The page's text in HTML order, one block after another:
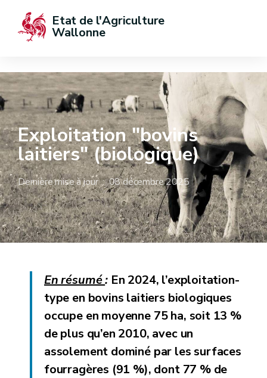
Etat de l'Agriculture
Wallonne
Exploitation "bovins
laitiers" (biologique)
Dernière mise à jour : 08 décembre 2025
En résumé: En 2024, l’exploitation-
type en bovins laitiers biologiques
occupe en moyenne 75 ha, soit 13 %
de plus qu’en 2010, avec un
assolement dominé par les surfaces
fourragères (91 %), dont 77 % de